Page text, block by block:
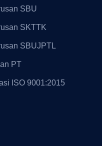
SBU
SKTTK
SBUJPTL
PT
ISO 9001:2015